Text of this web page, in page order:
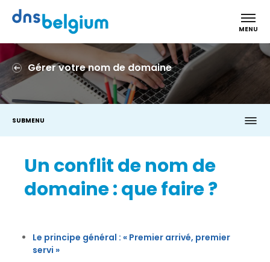
DNS Belgium
MENU
Gérer votre nom de domaine
SUBMENU
Un conflit de nom de
domaine : que faire ?
Le principe général : « Premier arrivé, premier
servi »